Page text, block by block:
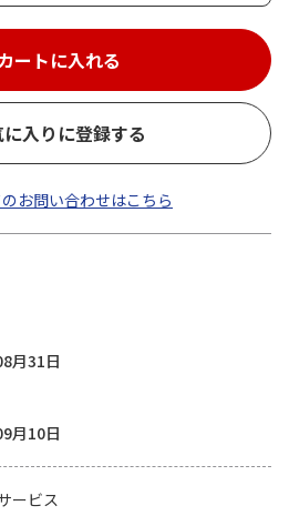
ートに入れる
入りに登録する
お問い合わせはこちら
月31日
月10日
ービス